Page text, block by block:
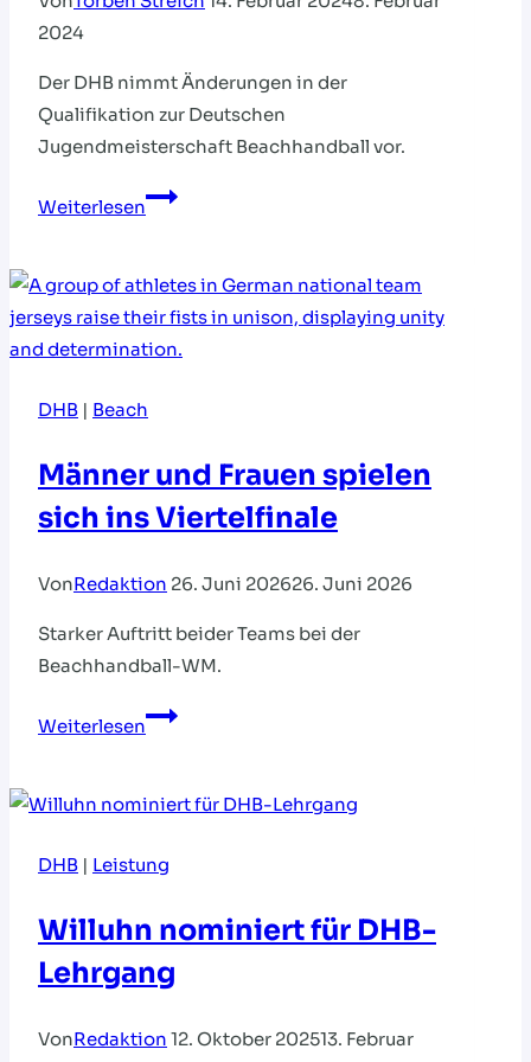
2024
Der DHB nimmt Änderungen in der
Qualifikation zur Deutschen
Jugendmeisterschaft Beachhandball vor.
Weiterlesen
Deutsche
Beachhandball
DHB | Beach
Männer und Frauen spielen
sich ins Viertelfinale
VonRedaktion 26. Juni 202626. Juni 2026
Starker Auftritt beider Teams bei der
Beachhandball-WM.
Weiterlesen
Männer
spielen
ins
DHB | Leistung
Willuhn nominiert für DHB-
Lehrgang
VonRedaktion 12. Oktober 202513. Februar